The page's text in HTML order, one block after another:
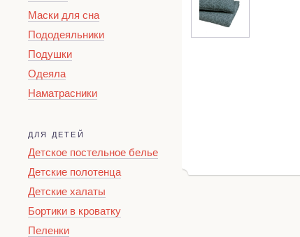
Маски для сна
Пододеяльники
Подушки
Одеяла
Наматрасники
ДЛЯ ДЕТЕЙ
Детское постельное белье
Детские полотенца
Детские халаты
Бортики в кроватку
Пеленки